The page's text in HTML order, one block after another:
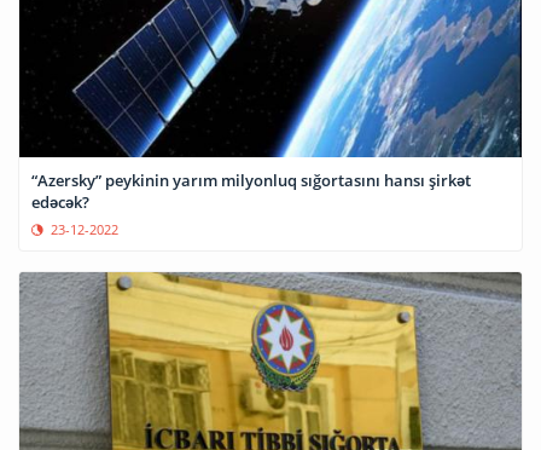
“Azersky” peykinin yarım milyonluq sığortasını hansı şirkət
edəcək?
23-12-2022